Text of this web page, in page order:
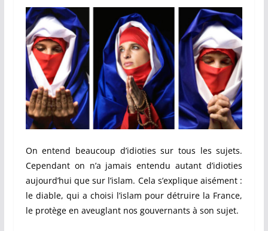
On entend beaucoup d’idioties sur tous les sujets.
Cependant on n’a jamais entendu autant d’idioties
aujourd’hui que sur l’islam. Cela s’explique aisément :
le diable, qui a choisi l’islam pour détruire la France,
le protège en aveuglant nos gouvernants à son sujet.